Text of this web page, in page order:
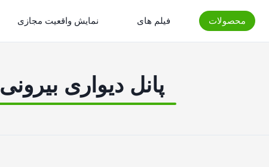
محصولات فیلم های نمایش واقعیت مجازی
پانل دیواری بیرونی WPC